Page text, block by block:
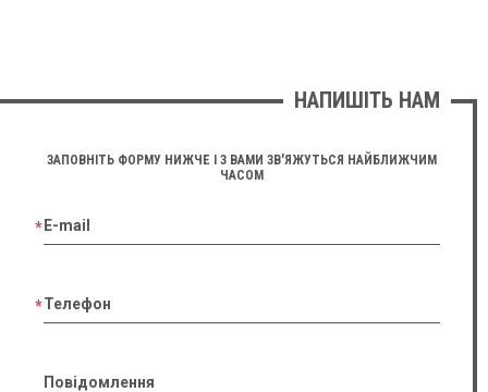
НАПИШІТЬ НАМ
ЗАПОВНІТЬ ФОРМУ НИЖЧЕ І З ВАМИ ЗВ'ЯЖУТЬСЯ НАЙБЛИЖЧИМ
ЧАСОМ
E-mail
Телефон
Повідомлення